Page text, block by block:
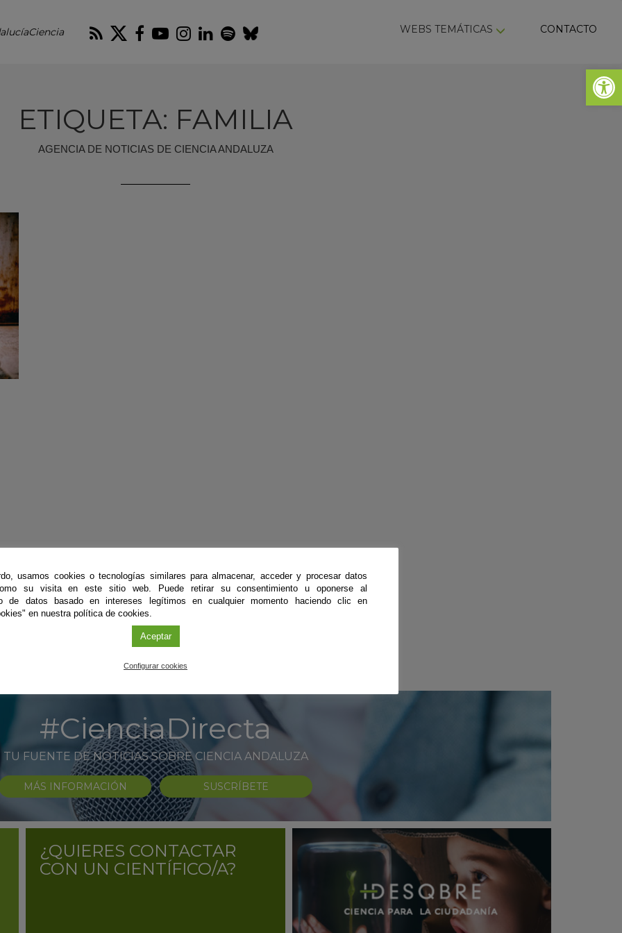
Abrir
RSS Twitter
Facebook
Youtube
Instagram
LinkedIn
Spotify
Bluesky WEBS TEMÁTICAS CONTACTO
ETIQUETA: FAMILIA
AGENCIA DE NOTICIAS DE CIENCIA ANDALUZA
#CienciaDirecta
TU FUENTE DE NOTICIAS SOBRE CIENCIA ANDALUZA
MÁS INFORMACIÓN SUSCRÍBETE
¿QUIERES CONTACTAR
CON UN CIENTÍFICO/A?
usamos cookies o tecnologías similares para almacenar, acceder y procesar datos
su visita en este sitio web. Puede retirar su consentimiento u oponerse al
de datos basado en intereses legítimos en cualquier momento haciendo clic en
en nuestra política de cookies.
Aceptar
Configurar cookies